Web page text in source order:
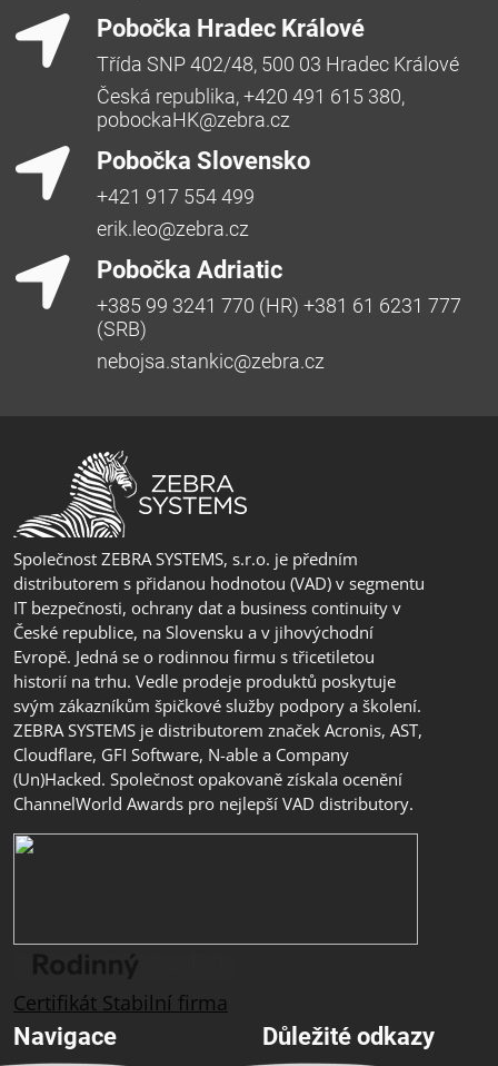
Pobočka Hradec Králové
Třída SNP 402/48, 500 03 Hradec Králové
Česká republika, +420 491 615 380,
pobockaHK@zebra.cz
Pobočka Slovensko
+421 917 554 499
erik.leo@zebra.cz
Pobočka Adriatic
+385 99 3241 770 (HR) +381 61 6231 777
(SRB)
nebojsa.stankic@zebra.cz
Společnost ZEBRA SYSTEMS, s.r.o. je předním
distributorem s přidanou hodnotou (VAD) v segmentu
IT bezpečnosti, ochrany dat a business continuity v
České republice, na Slovensku a v jihovýchodní
Evropě. Jedná se o rodinnou firmu s třicetiletou
historií na trhu. Vedle prodeje produktů poskytuje
svým zákazníkům špičkové služby podpory a školení.
ZEBRA SYSTEMS je distributorem značek Acronis, AST,
Cloudflare, GFI Software, N-able a Company
(Un)Hacked. Společnost opakovaně získala ocenění
ChannelWorld Awards pro nejlepší VAD distributory.
Certifikát Stabilní firma
Navigace Důležité odkazy